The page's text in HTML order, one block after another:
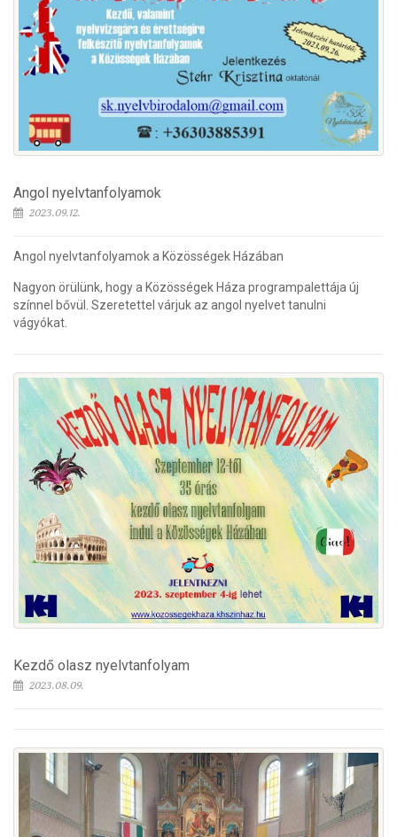
Angol nyelvtanfolyamok
2023.09.12.
Angol nyelvtanfolyamok a Közösségek Házában
Nagyon örülünk, hogy a Közösségek Háza programpalettája új
színnel bővül. Szeretettel várjuk az angol nyelvet tanulni
vágyókat.
Kezdő olasz nyelvtanfolyam
2023.08.09.